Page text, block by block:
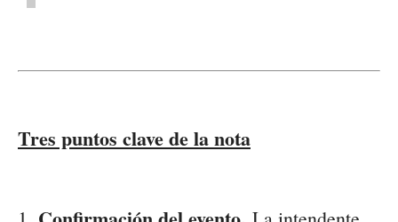
Tres puntos clave de la nota